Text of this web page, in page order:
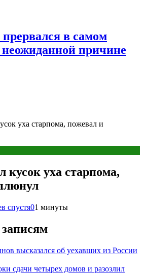
в самом
неожиданной причине
уха старпома, пожевал и
кусок уха старпома,
спустя01 минуты
высказался об уехавших из России
сдачи четырех домов и разозлил